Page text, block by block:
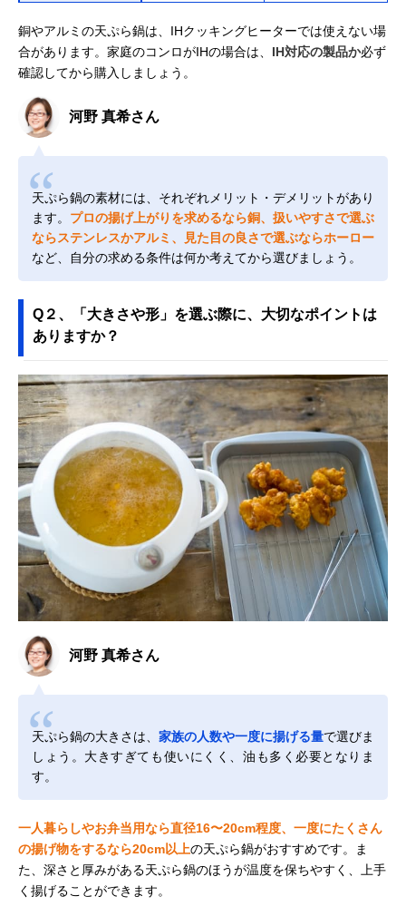
銅やアルミの天ぷら鍋は、IHクッキングヒーターでは使えない場
合があります。家庭のコンロがIHの場合は、 IH対応の製品か必ず
確認してから購入しましょう。
河野 真希さん
天ぷら鍋の素材には、それぞれメリット・デメリットがあり
ます。 プロの揚げ上がりを求めるなら銅、扱いやすさで選ぶ
ならステンレスかアルミ、見た目の良さで選ぶならホーロー
など、自分の求める条件は何か考えてから選びましょう。
Q２、「大きさや形」を選ぶ際に、大切なポイントは
ありますか？
河野 真希さん
天ぷら鍋の大きさは、 家族の人数や一度に揚げる量で選びま
しょう。大きすぎても使いにくく、油も多く必要となりま
す。
一人暮らしやお弁当用なら直径16〜20cm程度、一度にたくさん
の揚げ物をするなら20cm以上の天ぷら鍋がおすすめです。ま
た、深さと厚みがある天ぷら鍋のほうが温度を保ちやすく、上手
く揚げることができます。